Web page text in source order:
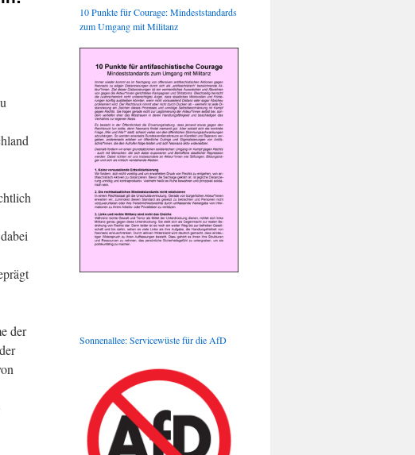
der
10 Punkte für Courage: Mindeststandards
zum Umgang mit Militanz
Sonnenallee: Servicewüste für die AfD